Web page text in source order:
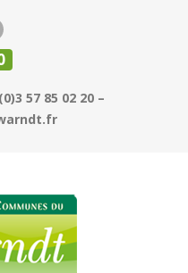
57 85 02 20 –